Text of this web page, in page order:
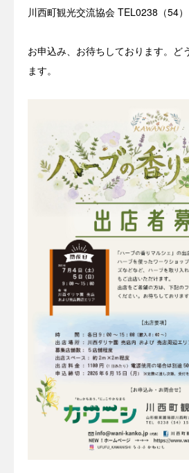
川西町観光交流協会 TEL0238（54
お申込み、お待ちしております。ど
ます。